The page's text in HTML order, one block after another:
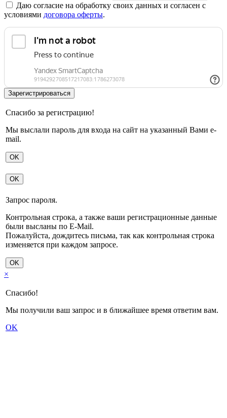
Даю согласие на обработку своих данных и согласен с
условиями договора оферты.
Спасибо за регистрацию!
Мы выслали пароль для входа на сайт на указанный Вами e-
mail.
OK
OK
Запрос пароля.
Контрольная строка, а также ваши регистрационные данные
были высланы по E-Mail.
Пожалуйста, дождитесь письма, так как контрольная строка
изменяется при каждом запросе.
OK
×
Спасибо!
Мы получили ваш запрос и в ближайшее время ответим вам.
OK